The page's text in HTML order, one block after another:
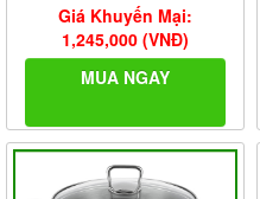
Giá Khuyến Mại:
1,245,000 (VNĐ)
MUA NGAY